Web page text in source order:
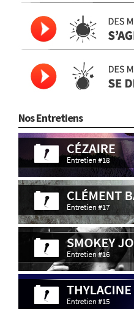
Nos Entretiens